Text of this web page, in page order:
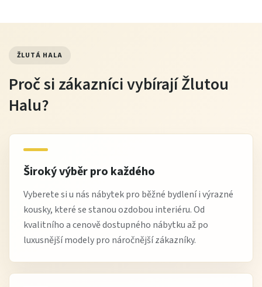
ŽLUTÁ HALA
Proč si zákazníci vybírají Žlutou
Halu?
Široký výběr pro každého
Vyberete si u nás nábytek pro běžné bydlení i výrazné
kousky, které se stanou ozdobou interiéru. Od
kvalitního a cenově dostupného nábytku až po
luxusnější modely pro náročnější zákazníky.